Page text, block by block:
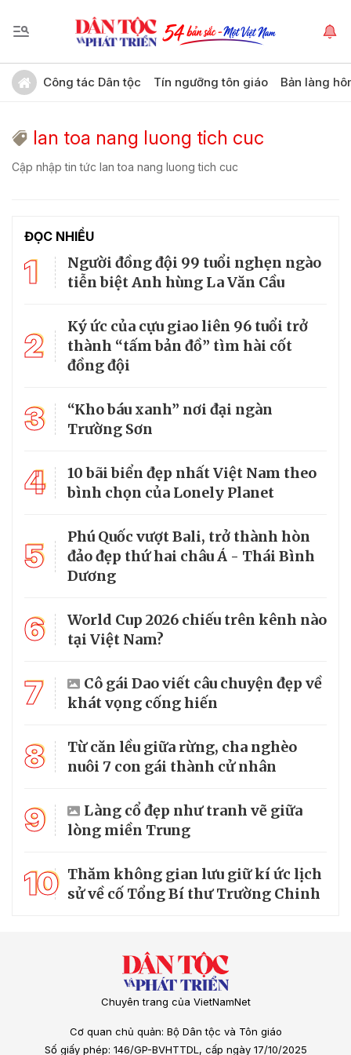
Công tác Dân tộc Tín ngưỡng tôn giáo Bản làng
lan toa nang luong tich cuc
Cập nhập tin tức lan toa nang luong tich cuc
ĐỌC NHIỀU
1
Người đồng đội 99 tuổi nghẹn ngào
tiễn biệt Anh hùng La Văn Cầu
2
Ký ức của cựu giao liên 96 tuổi trở
thành “tấm bản đồ” tìm hài cốt
đồng đội
3
“Kho báu xanh” nơi đại ngàn
Trường Sơn
4
10 bãi biển đẹp nhất Việt Nam theo
bình chọn của Lonely Planet
5
Phú Quốc vượt Bali, trở thành hòn
đảo đẹp thứ hai châu Á - Thái Bình
Dương
6
World Cup 2026 chiếu trên kênh nào
tại Việt Nam?
7
Cô gái Dao viết câu chuyện đẹp về
khát vọng cống hiến
8
Từ căn lều giữa rừng, cha nghèo
nuôi 7 con gái thành cử nhân
9
Làng cổ đẹp như tranh vẽ giữa
lòng miền Trung
10 Thăm không gian lưu giữ kí ức lịch
sử về cố Tổng Bí thư Trường Chinh
Chuyên trang của VietNamNet
Cơ quan chủ quản: Bộ Dân tộc và Tôn giáo
Số giấy phép: 146/GP-BVHTTDL, cấp ngày 17/10/2025